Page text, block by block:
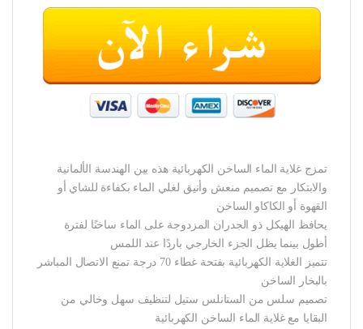
تمزج غلاية الماء الساخن الكهربائية هذه بين الهندسة الألمانية
والابتكار مع تصميم منعش وأنيق لغلي الماء بكفاءة للشاي أو
القهوة أو الكاكاو الساخن
يحافظ الهيكل ذو الجدران المزدوجة على الماء ساخنًا لفترة
أطول بينما يظل الجزء الخارجي باردًا عند اللمس
تتميز الغلاية الكهربائية بفتحة غطاء 70 درجة تمنع الاتصال المباشر
بالبخار الساخن
تصميم سلس من الستانلس ستيل لتنظيف سهل وخالي من
البقايا مع غلاية الماء الساخن الكهربائية